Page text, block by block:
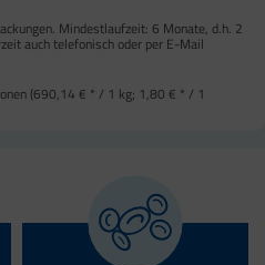
Mindestlaufzeit: 6 Monate, d.h. 2
auch telefonisch oder per E-Mail
(690,14 € * / 1 kg; 1,80 € * / 1